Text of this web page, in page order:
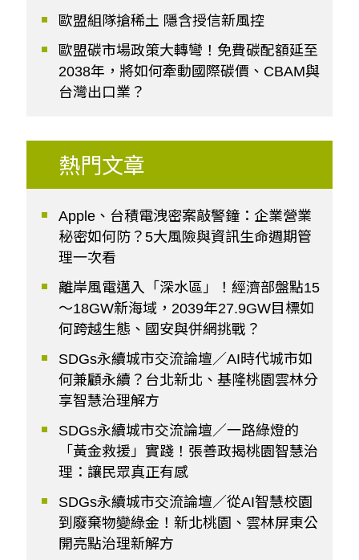
歐盟組隊搶稀土 隱含授信新風控
歐盟碳市場政策大轉彎！免費碳配額延至
2038年，將如何牽動國際碳價、CBAM與
台灣出口業？
熱門文章
Apple、台積電洩密案敲警鐘：企業營業
秘密如何防？5大風險與資訊生命週期管
理一次看
離岸風電邁入「深水區」！經濟部盤點15
～18GW新海域，2039年27.9GW目標如
何跨越生態、國安與併網挑戰？
SDGs永續城市交流論壇／AI時代城市如
何兼顧永續？台北新北、基隆桃園雲林分
享智慧治理解方
SDGs永續城市交流論壇／一路綠燈的
「黃金救援」實踐！張善政揭桃園智慧治
理：讓民眾真正有感
SDGs永續城市交流論壇／從AI智慧校園
到廢棄物變綠金！新北桃園、雲林屏東公
開亮點治理新解方